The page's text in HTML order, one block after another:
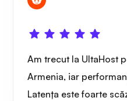
Am trecut la UltaHost
Armenia, iar
Latența este foarte